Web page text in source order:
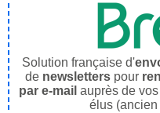
Solution française d'
de newsletters pour
par e-mail auprès de
élus